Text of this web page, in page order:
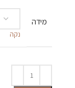
מידה
נקה